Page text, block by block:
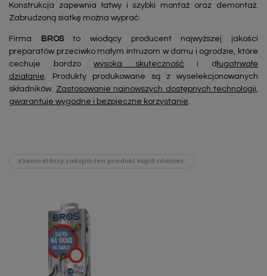
Konstrukcja zapewnia łatwy i szybki montaż oraz demontaż.
Zabrudzoną siatkę można wyprać.
Firma BROSto wiodący producent najwyższej jakości
preparatów przeciwko małym intruzom w domu i ogrodzie, które
cechuje bardzowysoka skuteczność i długotrwałe
działanie. Produkty produkowane są z wyselekcjonowanych
składników. Zastosowanie najnowszych dostępnych technologii,
gwarantuje wygodne i bezpieczne korzystanie.
Klienci którzy zakupili ten produkt kupili również: